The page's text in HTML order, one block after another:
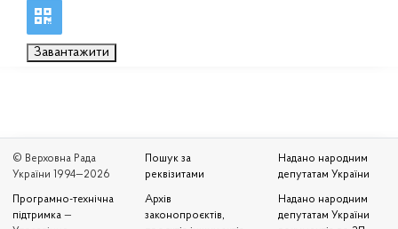
Завантажити
© Верховна Рада
України 1994—2026
Програмно-технічна
підтримка —
Пошук за
реквізитами
Архів
законопроєктів,
Надано народним
депутатам України
Надано народним
депутатам України